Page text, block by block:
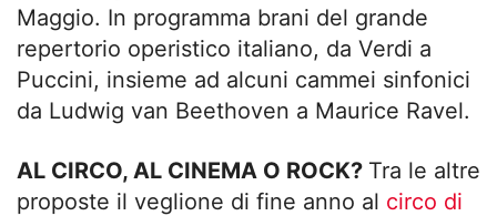
Maggio. In programma brani del grande
repertorio operistico italiano, da Verdi a
Puccini, insieme ad alcuni cammei sinfonici
da Ludwig van Beethoven a Maurice Ravel.
AL CIRCO, AL CINEMA O ROCK? Tra le altre
proposte il veglione di fine anno al circo di